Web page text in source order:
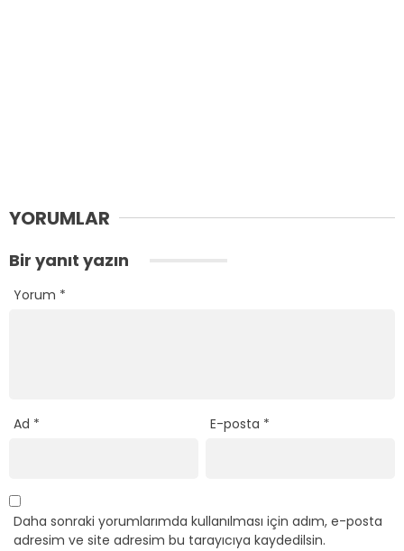
YORUMLAR
Bir yanıt yazın
Yorum *
Ad * E-posta *
Daha sonraki yorumlarımda kullanılması için adım, e-posta
adresim ve site adresim bu tarayıcıya kaydedilsin.